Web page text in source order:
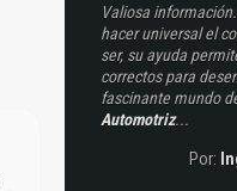
Valiosa
hacer universal el
ser, su ayuda
correctos para
fascinante mundo
Automotriz...
Por: